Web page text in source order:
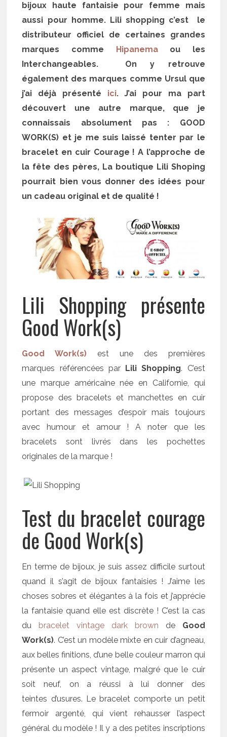
bijoux haute fantaisie pour femme mais
aussi pour homme. Lili shopping c’est le
distributeur officiel de certaines grandes
marques comme
Hipanemaou les
Interchangeables. On y retrouve
également des marques comme Ursul que
j’ai déjà présenté ici. J’ai pour ma part
découvert une autre marque, que je
connaissais absolument pas : GOOD
WORK(S) et je me suis laissé tenter par le
bracelet en cuir Courage ! A l’approche de
la fête des pères, La boutique Lili Shoping
pourrait bien vous donner des idées pour
un cadeau original et de qualité !
Lili Shopping présente
Good Work(s)
Good Work(s) est une des premières
marques référencées par Lili Shopping. C’est
une marque américaine née en Californie, qui
propose des bracelets et manchettes en cuir
portant des messages d’espoir mais toujours
avec humour et amour ! A noter que les
bracelets sont livrés dans les pochettes
originales de la marque !
Test du bracelet courage
de Good Work(s)
En terme de bijoux, je suis assez difficile surtout
quand il s’agit de bijoux fantaisies ! J’aime les
choses sobres et élégantes à la fois et j’apprécie
la fantaisie quand elle est discrète ! C’est la cas
du bracelet vintage dark brown de Good
Work(s). C’est un modèle mixte en cuir d’agneau,
aux belles finitions, d’une belle couleur marron qui
présente un aspect vintage, malgré que le cuir
soit neuf, on a réussi à lui donner des
teintes d’usures. Le bracelet comporte un petit
fermoir argenté, qui vient rehausser l’aspect
général du modèle ! Il y a des petites inscriptions